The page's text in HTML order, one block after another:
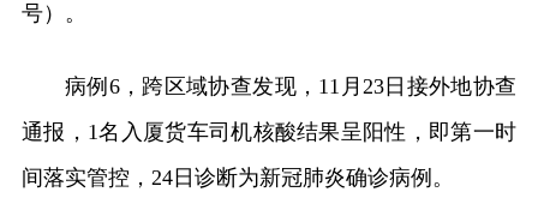
号）。
病例6，跨区域协查发现，11月23日接外地协查
通报，1名入厦货车司机核酸结果呈阳性，即第一时
间落实管控，24日诊断为新冠肺炎确诊病例。